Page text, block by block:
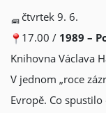
čtvrtek 9. 6.
17.00 / 1989 –
Knihovna Václava
V jednom „roce
Evropě. Co